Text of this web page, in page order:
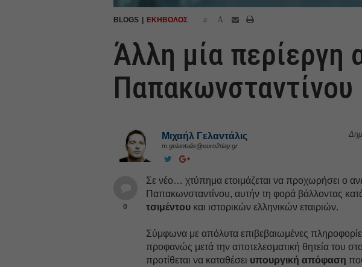
BLOGS ΕΚΗΒΟΛΟΣ a A
Άλλη μία περίεργη
Παπακωνσταντίνου
Μιχαήλ Γελαντάλις
m.gelantalis@euro2day.gr
0
Σε νέο… χτύπημα ετοιμάζεται να προχωρήσει ο
Παπακωνσταντίνου, αυτήν τη φορά βάλλοντας
τσιμέντου και ιστορικών ελληνικών εταιριών.
Σύμφωνα με απόλυτα επιβεβαιωμένες
προφανώς μετά την αποτελεσματική θητεία του
προτίθεται να καταθέσει υπουργική απόφαση